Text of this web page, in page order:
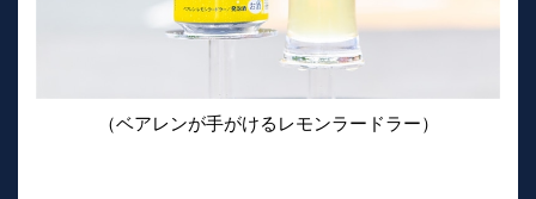
（ベアレンが手がけるレモンラードラー）